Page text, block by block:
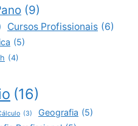
(9)
Cursos Profissionais (6)
(5)
(4)
(16)
(3) Geografia (5)